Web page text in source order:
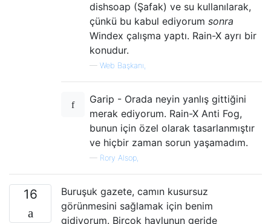
dishsoap (Şafak) ve su kullanılarak,
çünkü bu kabul ediyorum sonra
Windex çalışma yaptı. Rain-X ayrı bir
konudur.
— Web Başkanı,
Garip - Orada neyin yanlış gittiğini
merak ediyorum. Rain-X Anti Fog,
bunun için özel olarak tasarlanmıştır
ve hiçbir zaman sorun yaşamadım.
— Rory Alsop,
16
Buruşuk gazete, camın kusursuz
görünmesini sağlamak için benim
gidiyorum. Birçok havlunun geride